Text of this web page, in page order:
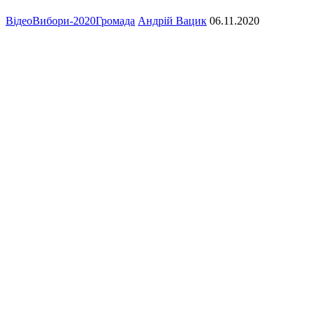
ВідеоВибори-2020Громада Андрій Вацик 06.11.2020